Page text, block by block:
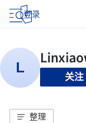
登录
关注
整理